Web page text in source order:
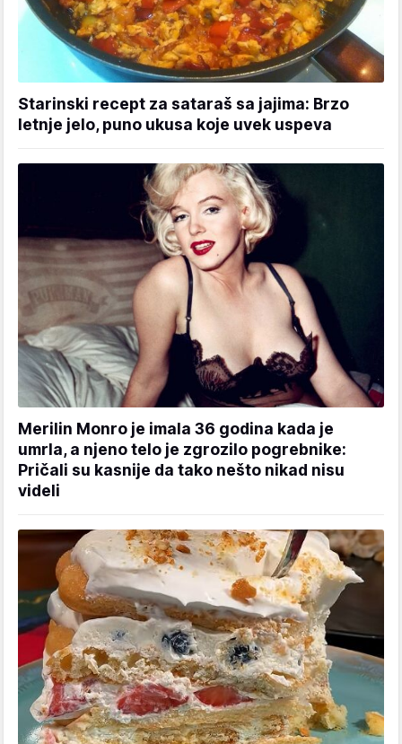
Starinski recept za sataraš sa jajima: Brzo
letnje jelo, puno ukusa koje uvek uspeva
Merilin Monro je imala 36 godina kada je
umrla, a njeno telo je zgrozilo pogrebnike:
Pričali su kasnije da tako nešto nikad nisu
videli